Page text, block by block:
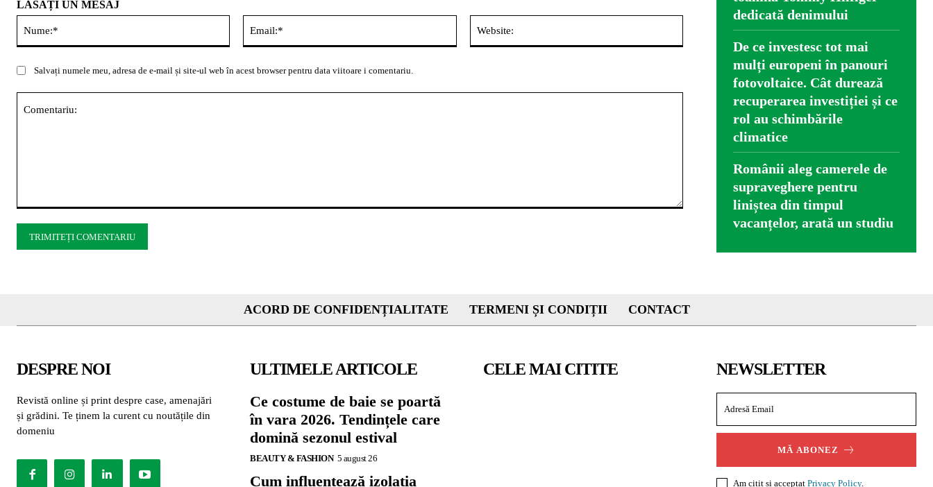
LĂSAȚI UN MESAJ
Salvați numele meu, adresa de e-mail și site-ul web în acest browser pentru data viitoare i comentariu.
dedicată denimului
De ce investesc tot mai
mulți europeni în panouri
fotovoltaice. Cât durează
recuperarea investiției și ce
rol au schimbările
climatice
Românii aleg camerele de
supraveghere pentru
liniștea din timpul
vacanțelor, arată un studiu
ACORD DE CONFIDENȚIALITATE TERMENI ȘI CONDIȚII CONTACT
DESPRE NOI
Revistă online și print despre case, amenajări
și grădini. Te ținem la curent cu noutățile din
domeniu
ULTIMELE ARTICOLE
Ce costume de baie se poartă
în vara 2026. Tendințele care
domină sezonul estival
BEAUTY & FASHION 5 august 26
Cum influențează izolația
CELE MAI CITITE NEWSLETTER
MĂ ABONEZ
Am citit și acceptat Privacy Policy.